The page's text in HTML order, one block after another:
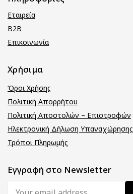
Εταιρεία
B2B
Επικοινωνία
Χρήσιμα
Όροι Χρήσης
Πολιτική Απορρήτου
Πολιτική Αποστολών – Επιστροφών
Ηλεκτρονική Δήλωση Υπαναχώρησης
Τρόποι Πληρωμής
Εγγραφή στο Newsletter